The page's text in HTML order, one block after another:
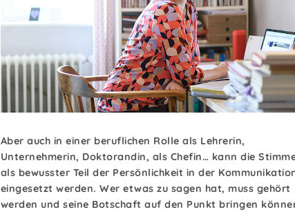
Aber auch in einer beruflichen Rolle als Lehrerin,
Unternehmerin, Doktorandin, als Chefin… kann die
als bewusster Teil der Persönlichkeit in der
eingesetzt werden. Wer etwas zu sagen hat, muss gehört
werden und seine Botschaft auf den Punkt bringen